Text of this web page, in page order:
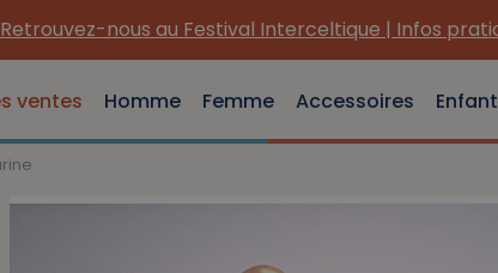
Festival Interceltique | Infos pratiques
ventes Homme Femme Accessoires Enfant